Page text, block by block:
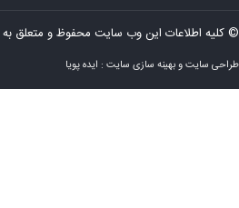
© کلیه اطلاعات این وب سایت محفوظ و متعلق به
طراحی سایتوبهینه سازی سایت : ایده پویا